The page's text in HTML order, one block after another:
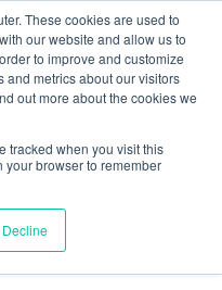
These cookies are used to
our website and allow us to
to improve and customize
metrics about our visitors
out more about the cookies we
tracked when you visit this
browser to remember
Decline
projet